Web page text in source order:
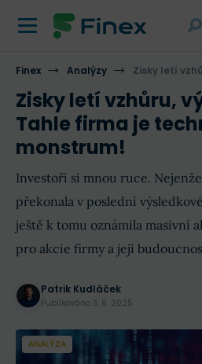
Finex Analýzy Zisky letí vzhůru,
Zisky letí vzhůru,
Tahle firma je
monstrum!
Investoři si mnou ruce.
překonala v poslední
ještě k tomu oznámila masivní
pro akcie firmy a její
Patrik Kudláček
Publikováno 3. 6. 2025
ANALÝZA